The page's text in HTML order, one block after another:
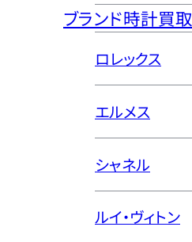
ブランド時計買取
ロレックス
エルメス
シャネル
ルイ・ヴィトン